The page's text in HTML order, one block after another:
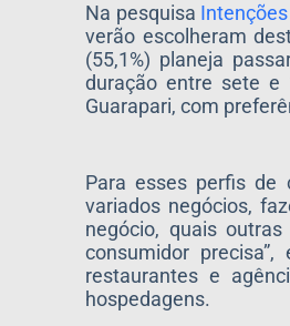
Na pesquisa
verão escolheram
(55,1%) planeja
duração entre sete e
Guarapari, com
Para esses perfis de
variados negócios,
negócio, quais
consumidor
restaurantes e
hospedagens.